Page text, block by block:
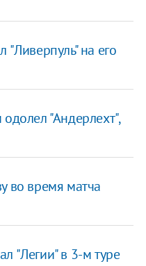
"Ливерпуль" на его
"Андерлехт",
во время матча
"Легии" в 3-м туре